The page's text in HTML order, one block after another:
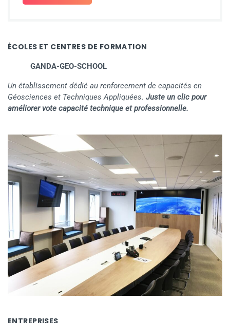
ÉCOLES ET CENTRES DE FORMATION
GANDA-GEO-SCHOOL
Un établissement dédié au renforcement de capacités en
Géosciences et Techniques Appliquées. Juste un clic pour
améliorer vote capacité technique et professionnelle.
ENTREPRISES